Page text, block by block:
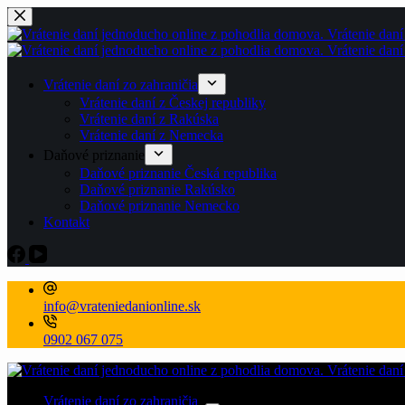
Skip
to
content
Vrátenie daní zo zahraničia
Vrátenie daní z Českej republiky
Vrátenie daní z Rakúska
Vrátenie daní z Nemecka
Daňové priznanie
Daňové priznanie Česká republika
Daňové priznanie Rakúsko
Daňové priznanie Nemecko
Kontakt
info@vrateniedanionline.sk
0902 067 075
Vrátenie daní zo zahraničia